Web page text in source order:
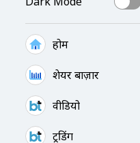
होम
शेयर बाज़ार
वीडियो
ट्रेंडिंग